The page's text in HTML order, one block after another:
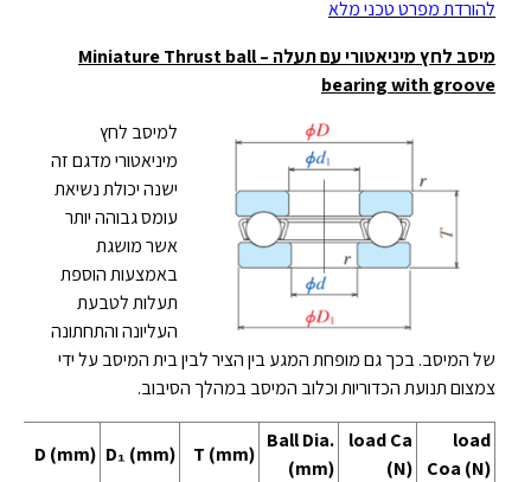
להורדת מפרט טכני מלא
מיסב לחץ מיניאטורי עם תעלה –Miniature Thrust ball
bearing with groove
למיסב לחץ
מיניאטורי מדגם זה
ישנה יכולת נשיאת
עומס גבוהה יותר
אשר מושגת
באמצעות הוספת
תעלות לטבעת
העליונה והתחתונה
של המיסב. בכך גם מופחת המגע בין הציר לבין בית המיסב על ידי
צמצום תנועת הכדוריות וכלוב המיסב במהלך הסיבוב.
load
Coa (N)
load Ca
(N)
Ball Dia.
(mm)
T (mm)
D₁ (mm)
D (mm)